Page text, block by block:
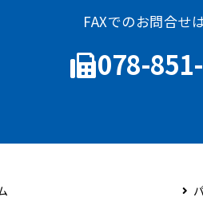
FAXでのお問合せ
078-